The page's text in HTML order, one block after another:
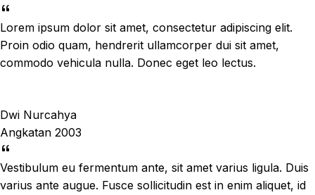
Lorem ipsum dolor sit amet, consectetur adipiscing elit.
Proin odio quam, hendrerit ullamcorper dui sit amet,
commodo vehicula nulla. Donec eget leo lectus.
Dwi Nurcahya
Angkatan 2003
Vestibulum eu fermentum ante, sit amet varius ligula. Duis
varius ante augue. Fusce sollicitudin est in enim aliquet, id